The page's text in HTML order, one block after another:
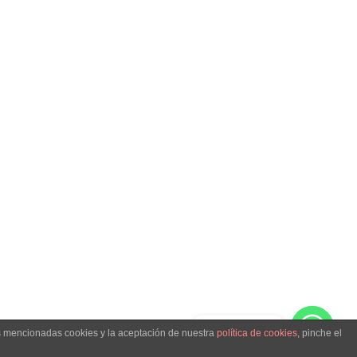
cookies y la aceptación de nuestra política de cookies, pinche el
Hablemos